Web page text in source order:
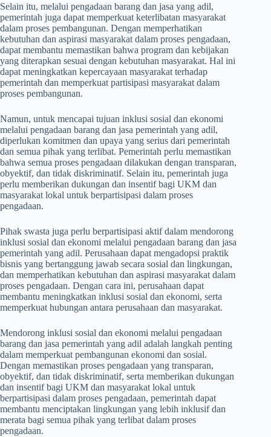
Selain itu, melalui pengadaan barang dan jasa yang adil,
pemerintah juga dapat memperkuat keterlibatan masyarakat
dalam proses pembangunan. Dengan memperhatikan
kebutuhan dan aspirasi masyarakat dalam proses pengadaan,
dapat membantu memastikan bahwa program dan kebijakan
yang diterapkan sesuai dengan kebutuhan masyarakat. Hal ini
dapat meningkatkan kepercayaan masyarakat terhadap
pemerintah dan memperkuat partisipasi masyarakat dalam
proses pembangunan.
Namun, untuk mencapai tujuan inklusi sosial dan ekonomi
melalui pengadaan barang dan jasa pemerintah yang adil,
diperlukan komitmen dan upaya yang serius dari pemerintah
dan semua pihak yang terlibat. Pemerintah perlu memastikan
bahwa semua proses pengadaan dilakukan dengan transparan,
obyektif, dan tidak diskriminatif. Selain itu, pemerintah juga
perlu memberikan dukungan dan insentif bagi UKM dan
masyarakat lokal untuk berpartisipasi dalam proses
pengadaan.
Pihak swasta juga perlu berpartisipasi aktif dalam mendorong
inklusi sosial dan ekonomi melalui pengadaan barang dan jasa
pemerintah yang adil. Perusahaan dapat mengadopsi praktik
bisnis yang bertanggung jawab secara sosial dan lingkungan,
dan memperhatikan kebutuhan dan aspirasi masyarakat dalam
proses pengadaan. Dengan cara ini, perusahaan dapat
membantu meningkatkan inklusi sosial dan ekonomi, serta
memperkuat hubungan antara perusahaan dan masyarakat.
Mendorong inklusi sosial dan ekonomi melalui pengadaan
barang dan jasa pemerintah yang adil adalah langkah penting
dalam memperkuat pembangunan ekonomi dan sosial.
Dengan memastikan proses pengadaan yang transparan,
obyektif, dan tidak diskriminatif, serta memberikan dukungan
dan insentif bagi UKM dan masyarakat lokal untuk
berpartisipasi dalam proses pengadaan, pemerintah dapat
membantu menciptakan lingkungan yang lebih inklusif dan
merata bagi semua pihak yang terlibat dalam proses
pengadaan.